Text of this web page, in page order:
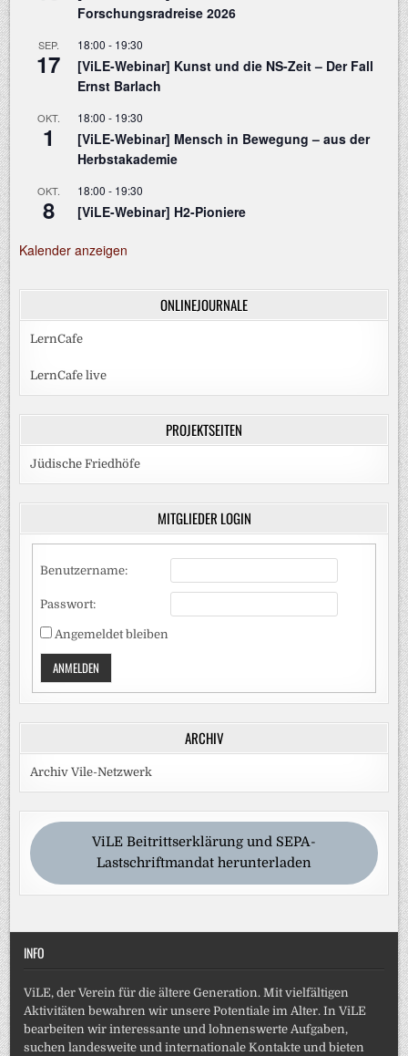
Forschungsradreise 2026
SEP.
17
18:00 - 19:30
[ViLE-Webinar] Kunst und die NS-Zeit – Der Fall
Ernst Barlach
OKT.
1
18:00 - 19:30
[ViLE-Webinar] Mensch in Bewegung – aus der
Herbstakademie
OKT.
8
18:00 - 19:30
[ViLE-Webinar] H2-Pioniere
Kalender anzeigen
ONLINEJOURNALE
LernCafe
LernCafe live
PROJEKTSEITEN
Jüdische Friedhöfe
MITGLIEDER LOGIN
Benutzername:
Passwort:
Angemeldet bleiben
ANMELDEN
ARCHIV
Archiv Vile-Netzwerk
ViLE Beitrittserklärung und SEPA-
Lastschriftmandat herunterladen
INFO
ViLE, der Verein für die ältere Generation. Mit vielfältigen
Aktivitäten bewahren wir unsere Potentiale im Alter. In ViLE
bearbeiten wir interessante und lohnenswerte Aufgaben,
suchen landesweite und internationale Kontakte und bieten